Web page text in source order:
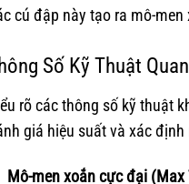
cú đập này tạo ra mô-
Số Kỹ Thuật
rõ các thông số kỹ thuật
giá hiệu suất và xác
Mô-men xoắn cực đại